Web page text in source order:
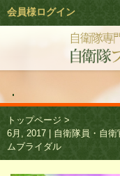
トップページ >
6月, 2017 | 自衛隊員・自
ムブライダル
会員様ログイン